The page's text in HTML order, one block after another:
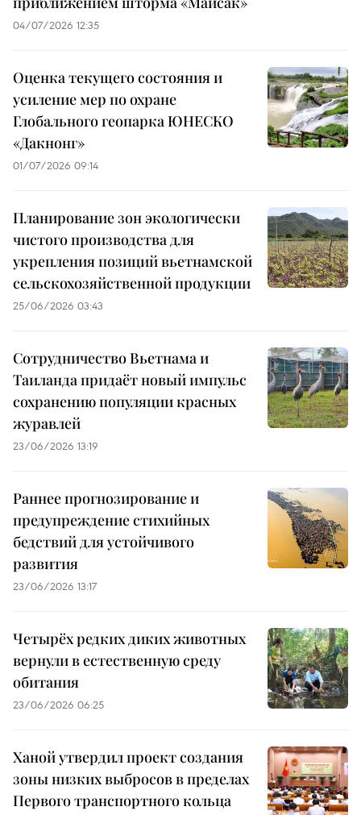
04/07/2026 12:35
Оценка текущего состояния и
усиление мер по охране
Глобального геопарка ЮНЕСКО
«Дакнонг»
01/07/2026 09:14
Планирование зон экологически
чистого производства для
укрепления позиций вьетнамской
сельскохозяйственной продукции
25/06/2026 03:43
Сотрудничество Вьетнама и
Таиланда придаёт новый импульс
сохранению популяции красных
журавлей
23/06/2026 13:19
Раннее прогнозирование и
предупреждение стихийных
бедствий для устойчивого
развития
23/06/2026 13:17
Четырёх редких диких животных
вернули в естественную среду
обитания
23/06/2026 06:25
Ханой утвердил проект создания
зоны низких выбросов в пределах
Первого транспортного кольца